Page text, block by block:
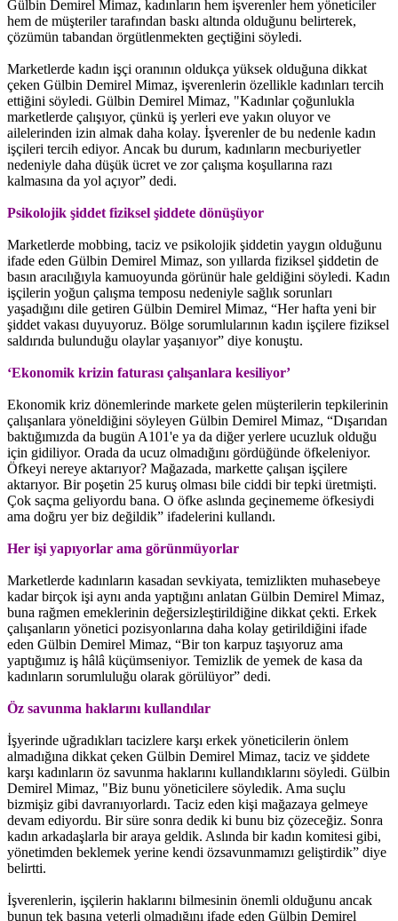
Gülbin Demirel Mimaz, kadınların hem işverenler hem yöneticiler
hem de müşteriler tarafından baskı altında olduğunu belirterek,
çözümün tabandan örgütlenmekten geçtiğini söyledi.
Marketlerde kadın işçi oranının oldukça yüksek olduğuna dikkat
çeken Gülbin Demirel Mimaz, işverenlerin özellikle kadınları tercih
ettiğini söyledi. Gülbin Demirel Mimaz, "Kadınlar çoğunlukla
marketlerde çalışıyor, çünkü iş yerleri eve yakın oluyor ve
ailelerinden izin almak daha kolay. İşverenler de bu nedenle kadın
işçileri tercih ediyor. Ancak bu durum, kadınların mecburiyetler
nedeniyle daha düşük ücret ve zor çalışma koşullarına razı
kalmasına da yol açıyor” dedi.
Psikolojik şiddet fiziksel şiddete dönüşüyor
Marketlerde mobbing, taciz ve psikolojik şiddetin yaygın olduğunu
ifade eden Gülbin Demirel Mimaz, son yıllarda fiziksel şiddetin de
basın aracılığıyla kamuoyunda görünür hale geldiğini söyledi. Kadın
işçilerin yoğun çalışma temposu nedeniyle sağlık sorunları
yaşadığını dile getiren Gülbin Demirel Mimaz, “Her hafta yeni bir
şiddet vakası duyuyoruz. Bölge sorumlularının kadın işçilere fiziksel
saldırıda bulunduğu olaylar yaşanıyor” diye konuştu.
‘Ekonomik krizin faturası çalışanlara kesiliyor’
Ekonomik kriz dönemlerinde markete gelen müşterilerin tepkilerinin
çalışanlara yöneldiğini söyleyen Gülbin Demirel Mimaz, “Dışarıdan
baktığımızda da bugün A101'e ya da diğer yerlere ucuzluk olduğu
için gidiliyor. Orada da ucuz olmadığını gördüğünde öfkeleniyor.
Öfkeyi nereye aktarıyor? Mağazada, markette çalışan işçilere
aktarıyor. Bir poşetin 25 kuruş olması bile ciddi bir tepki üretmişti.
Çok saçma geliyordu bana. O öfke aslında geçinememe öfkesiydi
ama doğru yer biz değildik” ifadelerini kullandı.
Her işi yapıyorlar ama görünmüyorlar
Marketlerde kadınların kasadan sevkiyata, temizlikten muhasebeye
kadar birçok işi aynı anda yaptığını anlatan Gülbin Demirel Mimaz,
buna rağmen emeklerinin değersizleştirildiğine dikkat çekti. Erkek
çalışanların yönetici pozisyonlarına daha kolay getirildiğini ifade
eden Gülbin Demirel Mimaz, “Bir ton karpuz taşıyoruz ama
yaptığımız iş hâlâ küçümseniyor. Temizlik de yemek de kasa da
kadınların sorumluluğu olarak görülüyor” dedi.
Öz savunma haklarını kullandılar
İşyerinde uğradıkları tacizlere karşı erkek yöneticilerin önlem
almadığına dikkat çeken Gülbin Demirel Mimaz, taciz ve şiddete
karşı kadınların öz savunma haklarını kullandıklarını söyledi. Gülbin
Demirel Mimaz, "Biz bunu yöneticilere söyledik. Ama suçlu
bizmişiz gibi davranıyorlardı. Taciz eden kişi mağazaya gelmeye
devam ediyordu. Bir süre sonra dedik ki bunu biz çözeceğiz. Sonra
kadın arkadaşlarla bir araya geldik. Aslında bir kadın komitesi gibi,
yönetimden beklemek yerine kendi özsavunmamızı geliştirdik” diye
belirtti.
İşverenlerin, işçilerin haklarını bilmesinin önemli olduğunu ancak
bunun tek başına yeterli olmadığını ifade eden Gülbin Demirel